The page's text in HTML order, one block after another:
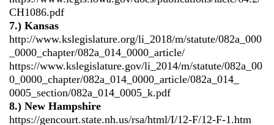
CH1086.pdf
7.) Kansas
http://www.kslegislature.org/li_2018/m/statute/082a_000
_0000_chapter/082a_014_0000_article/
https://www.kslegislature.gov/li_2014/m/statute/082a_00
0_0000_chapter/082a_014_0000_article/082a_014_
0005_section/082a_014_0005_k.pdf
8.) New Hampshire
https://gencourt.state.nh.us/rsa/html/I/12-F/12-F-1.htm